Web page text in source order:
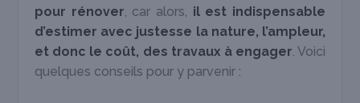
pour rénover, car alors, il est indispensable
d’estimer avec justesse la nature, l’ampleur,
et donc le coût, des travaux à engager. Voici
quelques conseils pour y parvenir :